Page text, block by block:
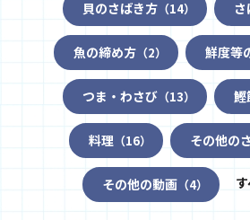
貝のさばき方（14）
魚の締め方（2） 鮮度等
つま・わさび（13） 鰹
料理（16） その他の
その他の動画 （4）